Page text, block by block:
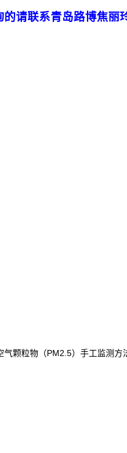
的请联系青岛路博焦丽
气颗粒物（PM2.5）手工监测方